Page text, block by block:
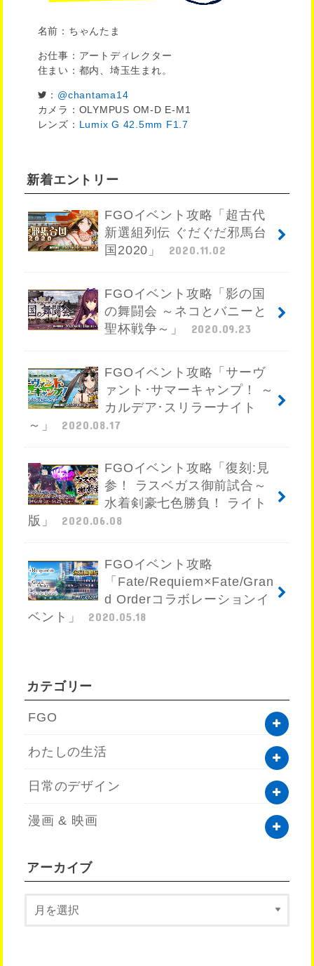
名前：ちゃんたま
お仕事：アートディレクター
住まい：都内、埼玉生まれ。
： @chantama14
カメラ：OLYMPUS OM-D E-M1
レンズ： Lumix G 42.5mm F1.7
新着エントリー
FGOイベント攻略「超古代
新選組列伝 ぐだぐだ邪馬台
国2020」
2020.11.02
FGOイベント攻略「影の国
の舞闘会 ～ネコとバニーと
聖杯戦争～」
2020.09.23
FGOイベント攻略「サーヴ
ァント･サマーキャンプ！ ～
カルデア･スリラーナイト
～」
2020.08.17
FGOイベント攻略「復刻:見
参！ ラスベガス御前試合～
水着剣豪七色勝負！ ライト
版」
2020.06.08
FGOイベント攻略
「Fate/Requiem×Fate/Gran
d Orderコラボレーションイ
ベント」
2020.05.18
カテゴリー
FGO
わたしの生活
日常のデザイン
漫画 & 映画
アーカイブ